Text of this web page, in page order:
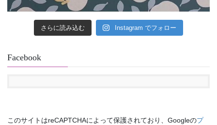
さらに読み込む Instagram でフォロー
Facebook
このサイトはreCAPTCHAによって保護されており、Googleのプ